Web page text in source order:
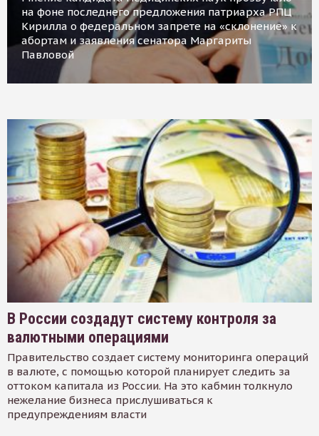
на фоне последнего предложения патриарха РПЦ
Кирилла о федеральном запрете на «склонение» к
абортам и заявления сенатора Маргариты
Павловой
В России создадут систему контроля за
валютными операциями
Правительство создает систему мониторинга операций
в валюте, с помощью которой планирует следить за
оттоком капитала из России. На это кабмин толкнуло
нежелание бизнеса прислушиваться к
предупреждениям власти